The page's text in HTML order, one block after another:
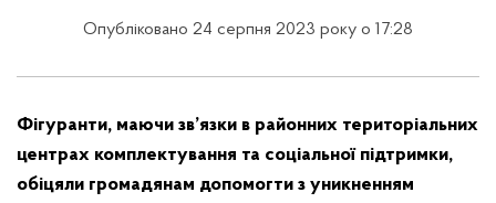
Опубліковано 24 серпня 2023 року о 17:28
Фігуранти, маючи зв’язки в районних територіальних
центрах комплектування та соціальної підтримки,
обіцяли громадянам допомогти з уникненням